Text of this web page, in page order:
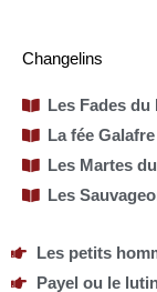
Changelins
Les Fades
La fée Galafre
Les Martes
Les
Les petits
Payel ou le